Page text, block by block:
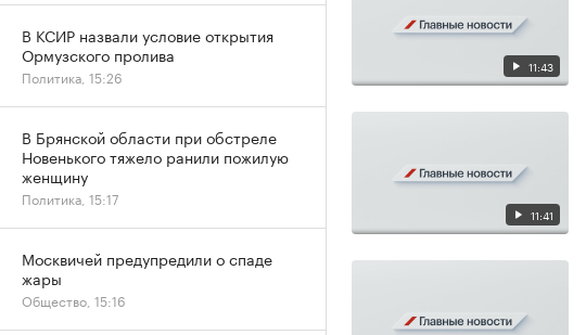
11:43
11:41
В КСИР назвали условие открытия
Ормузского пролива
Политика, 15:26
В Брянской области при обстреле
Новенького тяжело ранили пожилую
женщину
Политика, 15:17
Москвичей предупредили о спаде
жары
Общество, 15:16